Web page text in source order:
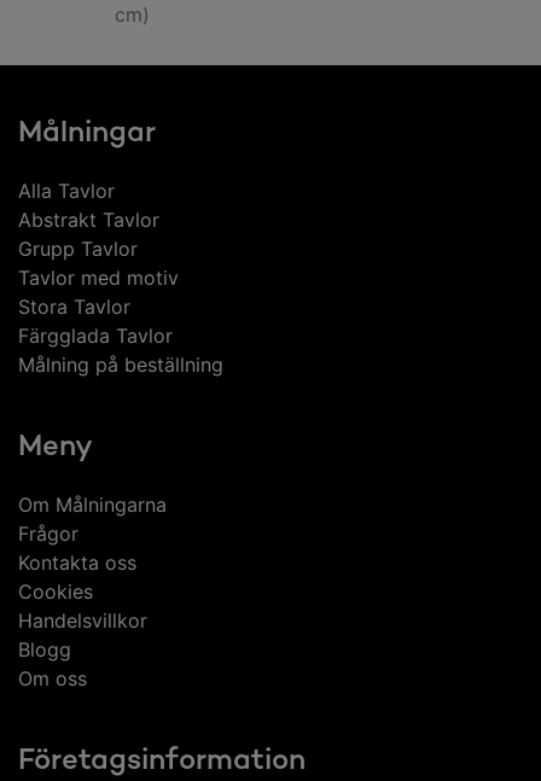
cm)
Målningar
Alla Tavlor
Abstrakt Tavlor
Grupp Tavlor
Tavlor med motiv
Stora Tavlor
Färgglada Tavlor
Målning på beställning
Meny
Om Målningarna
Frågor
Kontakta oss
Cookies
Handelsvillkor
Blogg
Om oss
Företagsinformation